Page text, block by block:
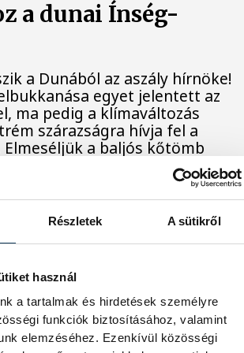
Részletek A sütikről
használ
a tartalmak és hirdetések személyre
funkciók biztosításához, valamint
elemzéséhez. Ezenkívül közösségi
a dunai Ínség-
a Dunából az aszály hírnöke!
egyet jelentett az
ma pedig a klímaváltozás
szárazságra hívja fel a
a baljós kőtömb
Péter:
stabil
Magyarország
a paksi erőmű
azon dolgoznak, hogy az